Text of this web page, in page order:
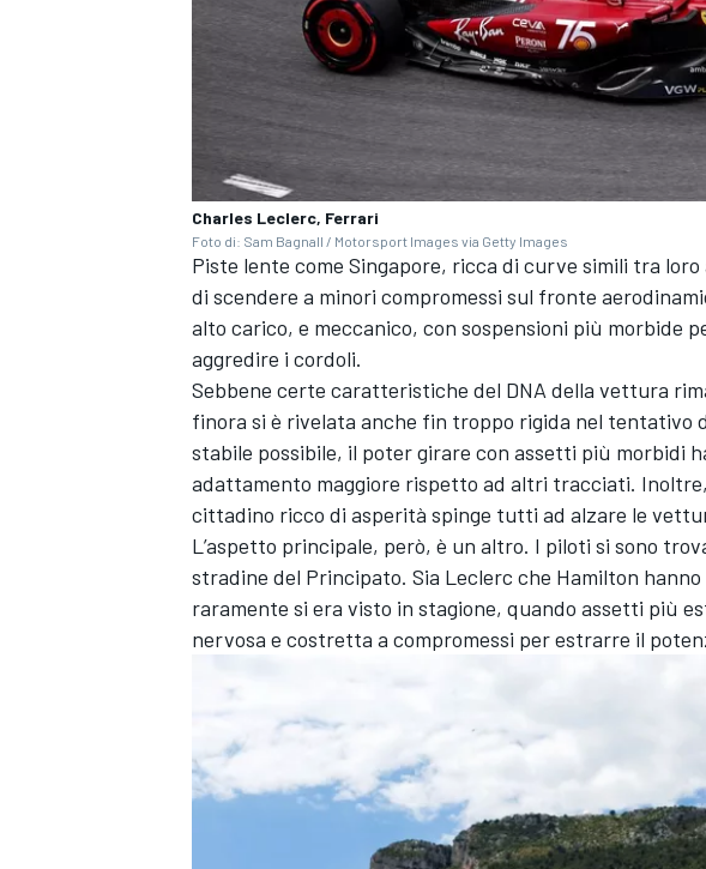
ENDURANCE/GT
Charles Leclerc, Ferrari
Foto di: Sam Bagnall / Motorsport Images via Getty Images
Piste lente come Singapore, ricca di curve simili tra
di scendere a minori compromessi sul fronte
alto carico, e meccanico, con sospensioni più morbide
aggredire i cordoli.
Sebbene certe caratteristiche del DNA della vettura
finora si è rivelata anche fin troppo rigida nel tentativo
stabile possibile, il poter girare con assetti più morbidi
adattamento maggiore rispetto ad altri tracciati.
cittadino ricco di asperità spinge tutti ad alzare le
L’aspetto principale, però, è un altro. I piloti si sono
stradine del Principato. Sia Leclerc che Hamilton
raramente si era visto in stagione, quando assetti più
nervosa e costretta a compromessi per estrarre il